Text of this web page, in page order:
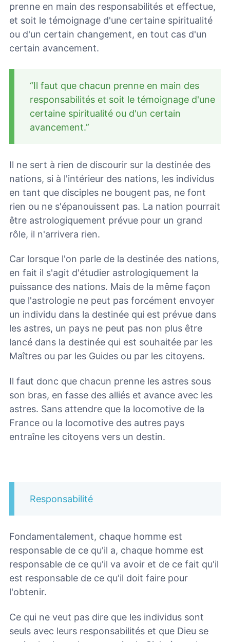
prenne en main des responsabilités et effectue,
et soit le témoignage d'une certaine spiritualité
ou d'un certain changement, en tout cas d'un
certain avancement.
“Il faut que chacun prenne en main des
responsabilités et soit le témoignage d'une
certaine spiritualité ou d'un certain
avancement.”
Il ne sert à rien de discourir sur la destinée des
nations, si à l'intérieur des nations, les individus
en tant que disciples ne bougent pas, ne font
rien ou ne s'épanouissent pas. La nation pourrait
être astrologiquement prévue pour un grand
rôle, il n'arrivera rien.
Car lorsque l'on parle de la destinée des nations,
en fait il s'agit d'étudier astrologiquement la
puissance des nations. Mais de la même façon
que l'astrologie ne peut pas forcément envoyer
un individu dans la destinée qui est prévue dans
les astres, un pays ne peut pas non plus être
lancé dans la destinée qui est souhaitée par les
Maîtres ou par les Guides ou par les citoyens.
Il faut donc que chacun prenne les astres sous
son bras, en fasse des alliés et avance avec les
astres. Sans attendre que la locomotive de la
France ou la locomotive des autres pays
entraîne les citoyens vers un destin.
Responsabilité
Fondamentalement, chaque homme est
responsable de ce qu'il a, chaque homme est
responsable de ce qu'il va avoir et de ce fait qu'il
est responsable de ce qu'il doit faire pour
l'obtenir.
Ce qui ne veut pas dire que les individus sont
seuls avec leurs responsabilités et que Dieu se